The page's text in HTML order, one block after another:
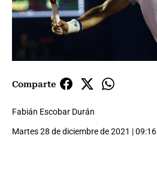
Comparte
Fabián Escobar Durán
Martes 28 de diciembre de 2021 | 09:16